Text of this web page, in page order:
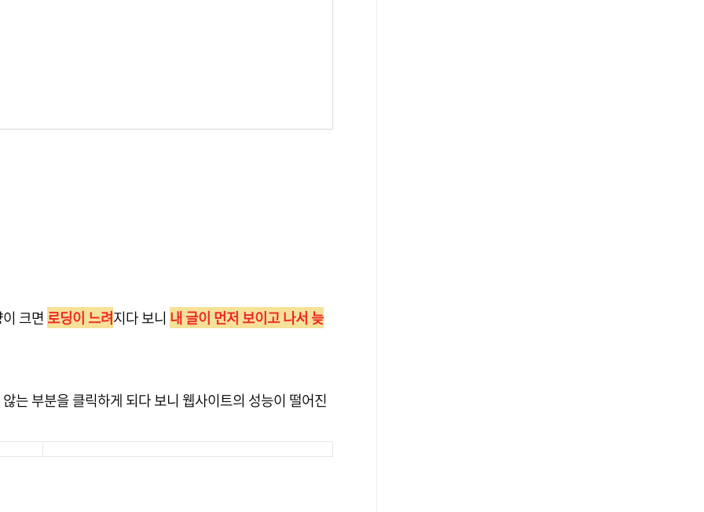
크면 로딩이 느려지다 보니 내 글이 먼저 보이고 나서 늦
는 부분을 클릭하게 되다 보니 웹사이트의 성능이 떨어진